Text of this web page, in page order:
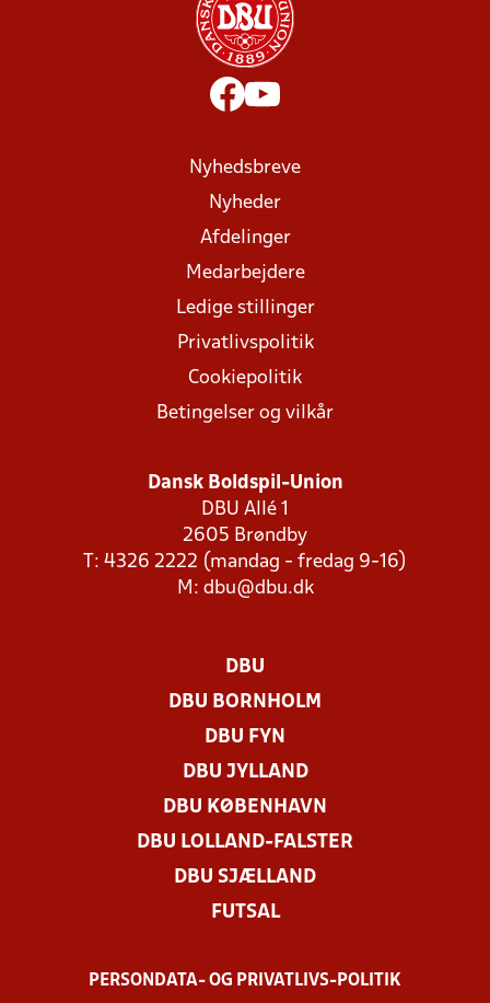
Nyhedsbreve
Nyheder
Afdelinger
Medarbejdere
Ledige stillinger
Privatlivspolitik
Cookiepolitik
Betingelser og vilkår
Dansk Boldspil-Union
DBU Allé 1
2605 Brøndby
T: 4326 2222 (mandag - fredag 9-16)
M: dbu@dbu.dk
DBU
DBU BORNHOLM
DBU FYN
DBU JYLLAND
DBU KØBENHAVN
DBU LOLLAND-FALSTER
DBU SJÆLLAND
FUTSAL
PERSONDATA- OG PRIVATLIVS-POLITIK